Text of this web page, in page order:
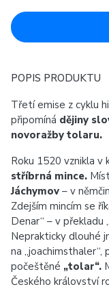
POPIS PRODUKTU
Třetí emise z cyklu
připomíná dějiny
novoražby tolaru.
Roku 1520 vznikla v
stříbrná mince.
Jáchymov – v
Zdejším mincím se
Denar“ – v překladu
Neprakticky dlouhé
na „joachimsthaler“,
počeštěné „tolar“.
Českého království